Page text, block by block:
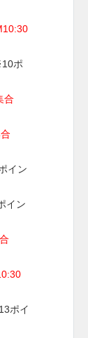
ポ
合
イン
イン
ポイ